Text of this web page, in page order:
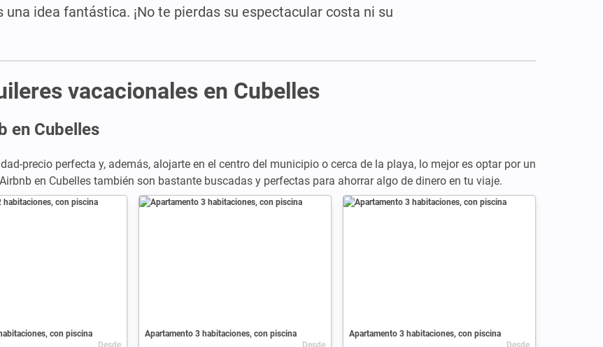
una idea fantástica. ¡No te pierdas su espectacular costa ni su
vacacionales en Cubelles
en Cubelles
precio perfecta y, además, alojarte en el centro del municipio o cerca de la playa, lo mejor es optar por un
en Cubelles también son bastante buscadas y perfectas para ahorrar algo de dinero en tu viaje.
con piscina
Desde
Apartamento 3 habitaciones, con piscina
Desde
Apartamento 3 habitaciones, con piscina
Desde